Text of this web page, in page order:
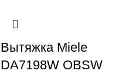
Вытяжка Miele
DA7198W OBSW